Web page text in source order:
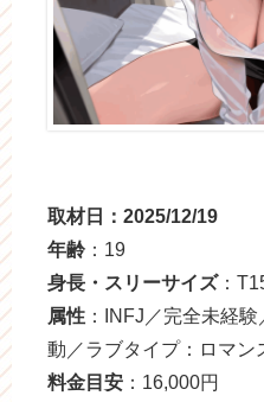
取材日：2025/12/19
年齢 ：19
身長・スリーサイズ：
属性 ：INFJ／完全未経
動／ラブタイプ：ロマン
料金目安 ：16,000円